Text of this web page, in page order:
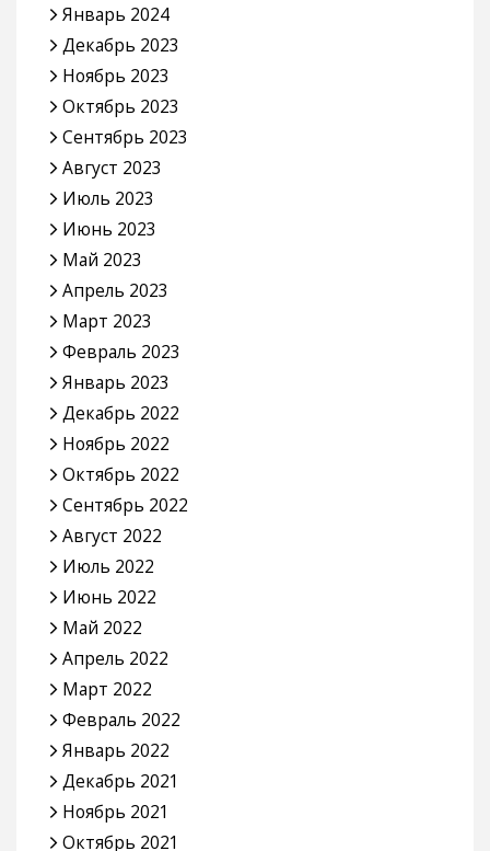
Январь 2024
Декабрь 2023
Ноябрь 2023
Октябрь 2023
Сентябрь 2023
Август 2023
Июль 2023
Июнь 2023
Май 2023
Апрель 2023
Март 2023
Февраль 2023
Январь 2023
Декабрь 2022
Ноябрь 2022
Октябрь 2022
Сентябрь 2022
Август 2022
Июль 2022
Июнь 2022
Май 2022
Апрель 2022
Март 2022
Февраль 2022
Январь 2022
Декабрь 2021
Ноябрь 2021
Октябрь 2021